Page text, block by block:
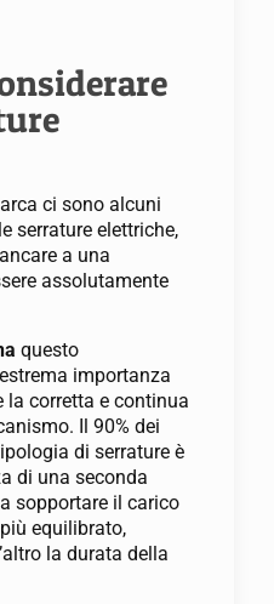
ci sono alcuni
serrature elettriche,
a una
assolutamente
questo
importanza
la corretta e continua
Il 90% dei
di serrature è
di una seconda
sopportare il carico
equilibrato,
la durata della